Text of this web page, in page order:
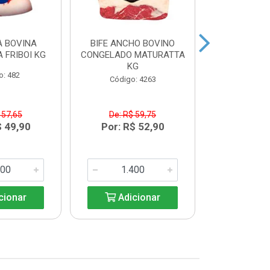
BOVINA
FRIBOI KG
482
57,65
49,90
BIFE ANCHO BOVINO
CONGELADO MATURATTA
KG
Código: 4263
De: R$ 59,75
Por: R$ 52,90
Adicionar